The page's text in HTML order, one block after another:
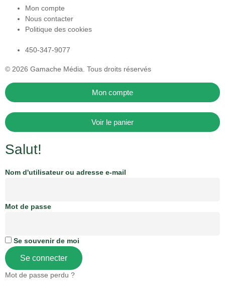
Mon compte
Nous contacter
Politique des cookies
450-347-9077
© 2026 Gamache Média. Tous droits réservés
Mon compte
Voir le panier
Salut!
Nom d'utilisateur ou adresse e-mail
Mot de passe
Se souvenir de moi
Se connecter
Mot de passe perdu ?